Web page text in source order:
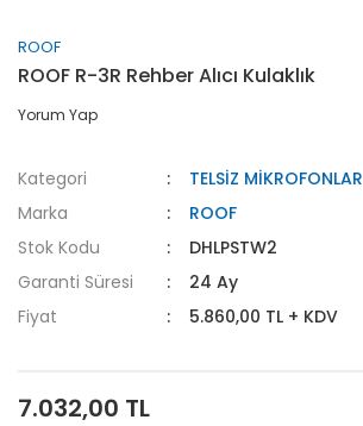
ROOF
ROOF R-3R Rehber Alıcı Kulaklık
Yorum Yap
Kategori
TELSİZ MİKROFONLAR
Marka
ROOF
Stok Kodu
DHLPSTW2
Garanti Süresi
24 Ay
Fiyat
5.860,00 TL + KDV
7.032,00 TL